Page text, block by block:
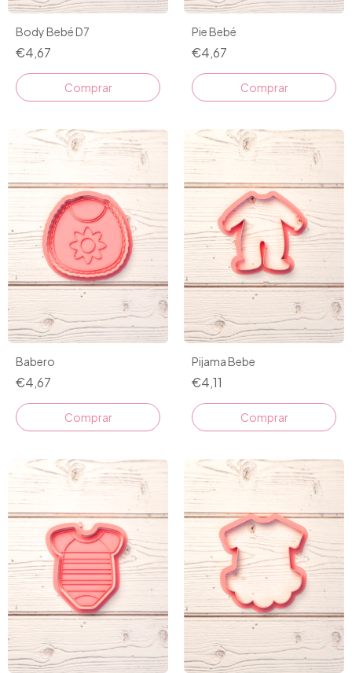
Body Bebé D7
€4,67
Comprar
Pie Bebé
€4,67
Comprar
Babero
€4,67
Comprar
Pijama Bebe
€4,11
Comprar